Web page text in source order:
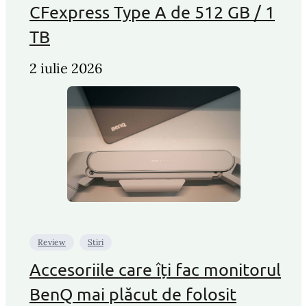
CFexpress Type A de 512 GB / 1
TB
2 iulie 2026
Review Stiri
Accesoriile care îți fac monitorul
BenQ mai plăcut de folosit